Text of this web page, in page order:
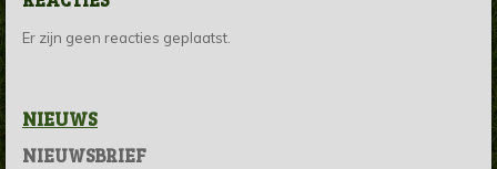
Er zijn geen reacties geplaatst.
NIEUWS
NIEUWSBRIEF